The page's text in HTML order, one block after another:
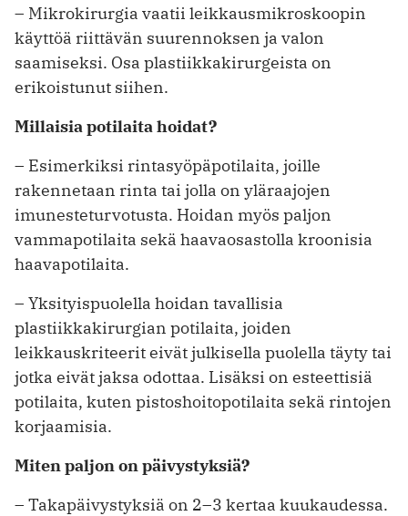
– Mikrokirurgia vaatii leikkausmikroskoopin
käyttöä riittävän suurennoksen ja valon
saamiseksi. Osa plastiikkakirurgeista on
erikoistunut siihen.
Millaisia potilaita hoidat?
– Esimerkiksi rintasyöpäpotilaita, joille
rakennetaan rinta tai jolla on yläraajojen
imunesteturvotusta. Hoidan myös paljon
vammapotilaita sekä haavaosastolla kroonisia
haavapotilaita.
– Yksityispuolella hoidan tavallisia
plastiikkakirurgian potilaita, joiden
leikkauskriteerit eivät julkisella puolella täyty tai
jotka eivät jaksa odottaa. Lisäksi on esteettisiä
potilaita, kuten pistoshoitopotilaita sekä rintojen
korjaamisia.
Miten paljon on päivystyksiä?
– Takapäivystyksiä on 2–3 kertaa kuukaudessa.